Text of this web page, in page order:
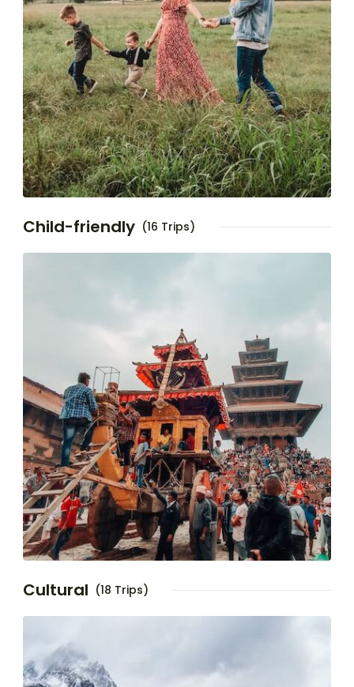
Child-friendly (16 Trips)
Cultural (18 Trips)